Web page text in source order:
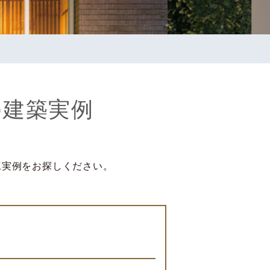
建築実例
例をお探しください。